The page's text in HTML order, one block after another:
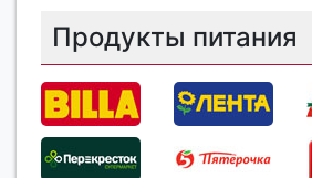
Продукты питания